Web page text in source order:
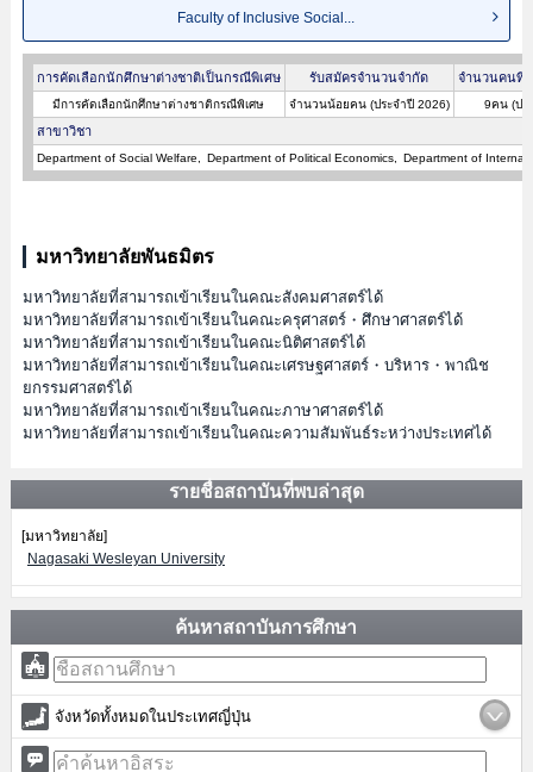
Faculty of Inclusive Social...
การคัดเลือกนักศึกษาต่างชาติเป็นกรณีพิเศษ รับสมัครจำนวนจำกัด จำนวนคนที่
มีการคัดเลือกนักศึกษาต่างชาติกรณีพิเศษ จำนวนน้อยคน (ประจำปี 2026) 9คน (ปร
สาขาวิชา
Department of Social Welfare Department of Political Economics Department of
มหาวิทยาลัยพันธมิตร
มหาวิทยาลัยที่สามารถเข้าเรียนในคณะสังคมศาสตร์ได้
มหาวิทยาลัยที่สามารถเข้าเรียนในคณะครุศาสตร์・ศึกษาศาสตร์ได้
มหาวิทยาลัยที่สามารถเข้าเรียนในคณะนิติศาสตร์ได้
มหาวิทยาลัยที่สามารถเข้าเรียนในคณะเศรษฐศาสตร์・บริหาร・พาณิช
ยกรรมศาสตร์ได้
มหาวิทยาลัยที่สามารถเข้าเรียนในคณะภาษาศาสตร์ได้
มหาวิทยาลัยที่สามารถเข้าเรียนในคณะความสัมพันธ์ระหว่างประเทศได้
รายชื่อสถาบันที่พบล่าสุด
[มหาวิทยาลัย]
Nagasaki Wesleyan University
ค้นหาสถาบันการศึกษา
จังหวัดทั้งหมดในประเทศญี่ปุ่น